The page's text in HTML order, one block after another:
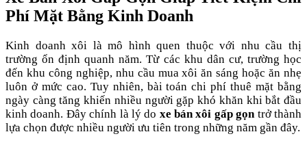
Phí Mặt Bằng Kinh Doanh
Kinh doanh xôi là mô hình quen thuộc với nhu cầu thị
trường ổn định quanh năm. Từ các khu dân cư, trường học
đến khu công nghiệp, nhu cầu mua xôi ăn sáng hoặc ăn nhẹ
luôn ở mức cao. Tuy nhiên, bài toán chi phí thuê mặt bằng
ngày càng tăng khiến nhiều người gặp khó khăn khi bắt đầu
kinh doanh. Đây chính là lý do xe bán xôi gấp gọntrở thành
lựa chọn được nhiều người ưu tiên trong những năm gần đây.